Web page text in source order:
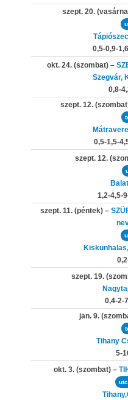
szept. 20.
0,5-0,9-
okt. 24. (szombat) –
Szegvár,
0,8-
szept. 12.
0,5-1,5-
szept. 12.
1,2-4,5-
szept. 11. (péntek) –
szept. 19.
0,4-2-
jan. 9.
Tihany
5-
okt. 3. (szombat) –